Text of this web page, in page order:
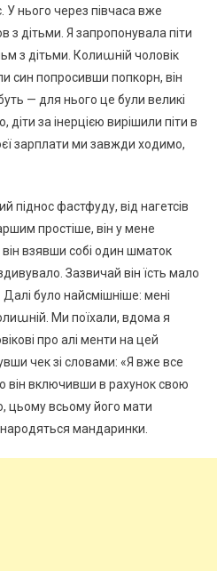
У нього через півчаса вже
з дітьми. Я запропонувала піти
з дітьми. Колиաній чоловік
син попросивши попкорн, він
— для нього це були великі
діти за інерцією вирішили піти в
зарплати ми завжди ходимо,
піднос фастфуду, від нагетсів
простіше, він у мене
взявши собі один шматок
Зазвичай він їсть мало
було найсмішніше: мені
Ми поїхали, вдома я
про алі менти на цей
чек зі словами: «Я вже все
він включивши в рахунок свою
цьому всьому його мати
мандаринки.